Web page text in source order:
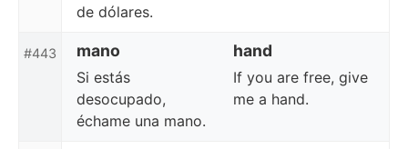
de dólares.
#443 mano hand
Si estás
desocupado,
échame una mano.
If you are free, give
me a hand.